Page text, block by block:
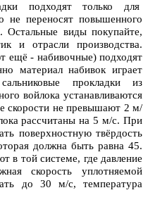
подходят только для
не переносят повышенного
Остальные виды покупайте,
и отрасли производства.
ещё - набивочные) подходят
материал набивок играет
прокладки из
войлока устанавливаются
скорости не превышают 2 м/
рассчитаны на 5 м/с. При
поверхностную твёрдость
должна быть равна 45.
в той системе, где давление
скорость уплотняемой
до 30 м/с, температура